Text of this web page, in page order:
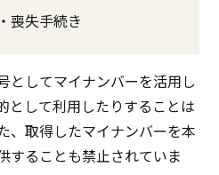
喪失手続き
としてマイナンバーを活用し
として利用したりすることは
、取得したマイナンバーを本
することも禁止されていま